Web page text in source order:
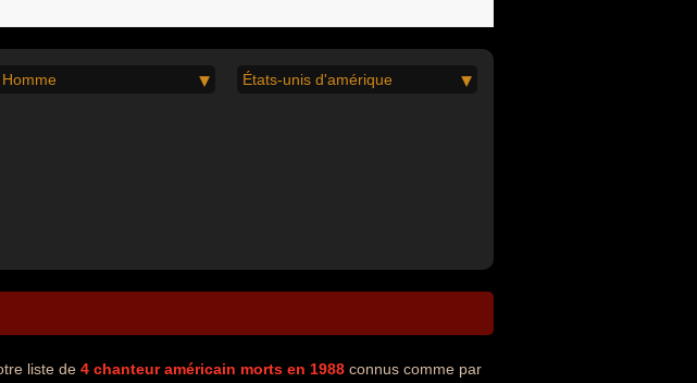
Homme États-unis d'amérique
liste de 4 chanteur américain morts en 1988 connus comme par